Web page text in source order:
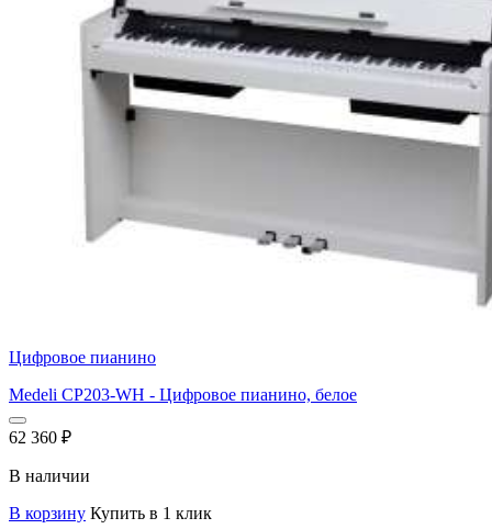
Цифровое пианино
Medeli CP203-WH - Цифровое пианино, белое
62 360 ₽
В наличии
В корзину Купить в 1 клик